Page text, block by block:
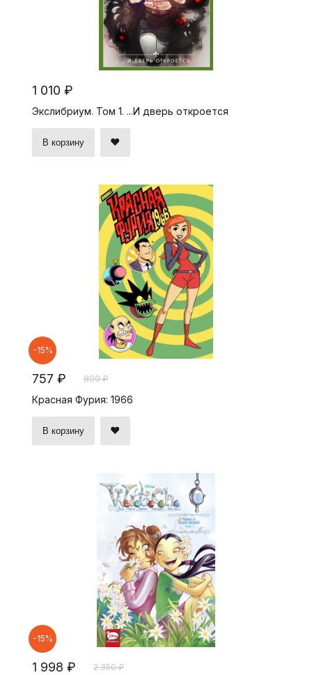
1 010 ₽
Экслибриум. Том 1. ...И дверь откроется
В корзину
-15%
757 ₽ 890 ₽
Красная Фурия: 1966
В корзину
-15%
1 998 ₽ 2 350 ₽